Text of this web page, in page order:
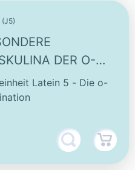
(J5)
DER O-
-
Latein 5 - Die o-